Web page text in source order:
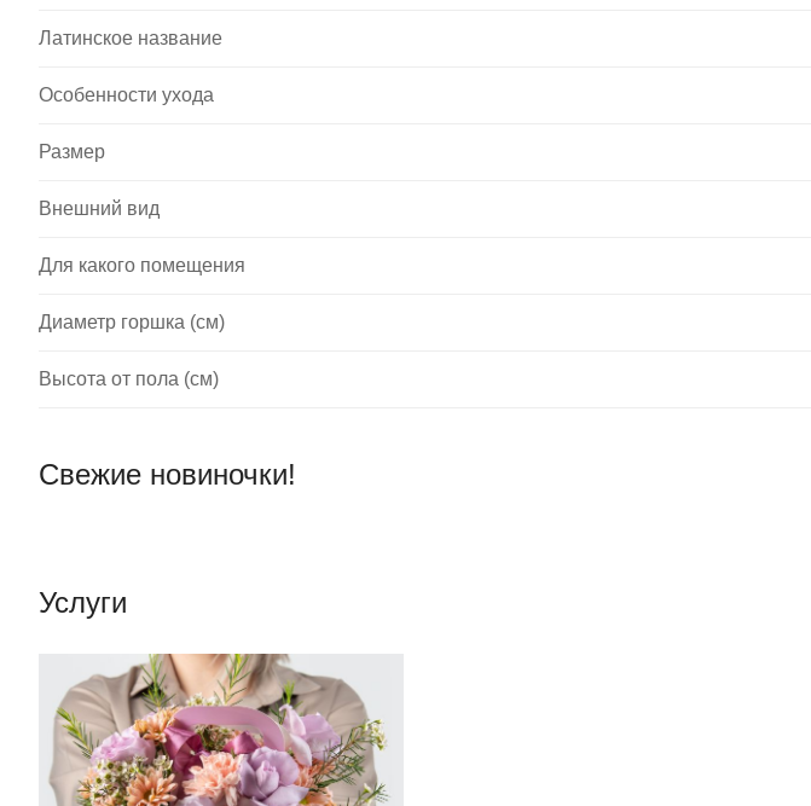
Латинское название
Особенности ухода
Размер
Внешний вид
Для какого помещения
Диаметр горшка (см)
Высота от пола (см)
Свежие новиночки!
Услуги